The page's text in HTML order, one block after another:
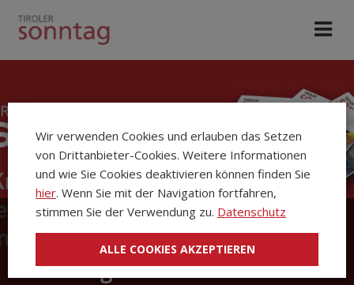
Die Kirchenzeitung Tiroler
Sonntag
Wir verwenden Cookies und erlauben das Setzen
von Drittanbieter-Cookies. Weitere Informationen
und wie Sie Cookies deaktivieren können finden Sie
hier. Wenn Sie mit der Navigation fortfahren,
stimmen Sie der Verwendung zu. Datenschutz
ALLE COOKIES AKZEPTIEREN